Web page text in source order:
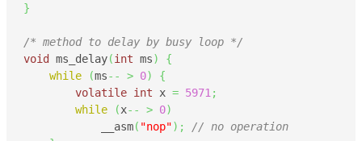
}
/* method to delay by busy loop */
void ms_delay(int ms)
{
while
(ms-- > 0)
{
volatile int x = 5971 ;
while
(x-- > 0)
            __asm
( "nop") ;
// no operation